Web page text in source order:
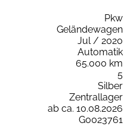
Pkw
Geländewagen
Jul / 2020
Automatik
65.000 km
5
Silber
Zentrallager
ab ca. 10.08.2026
G0023761